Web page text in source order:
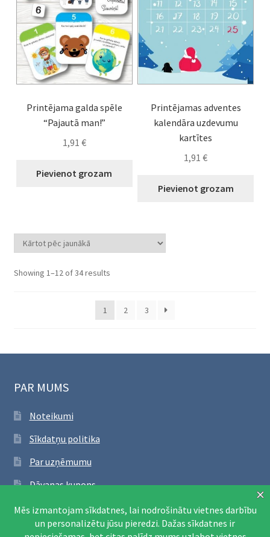
Printējama galda spēle
“Pajautā man!”
1,91 €
Pievienot grozam
Printējamas adventes
kalendāra uzdevumu
kartītes
1,91€
Pievienot grozam
Showing 1–12 of 34 resultsSorted
latest
1
2 3
PAR MUMS
Noteikumi
Sīkdatņu politika
Par uzņēmumu
Dāvanas kupons
SEKO FACEBOOK